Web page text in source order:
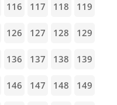
116 117 118 119
126 127 128 129
136 137 138 139
146 147 148 149